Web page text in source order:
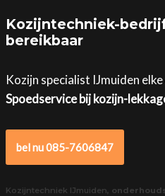
Kozijntechniek-
bereikbaar
Kozijn specialist IJmuiden
Spoedservice bij kozijn-
bel nu 085-7606847
Kozijntechniek IJmuiden,